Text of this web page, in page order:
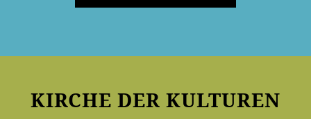
KIRCHE DER KULTUREN